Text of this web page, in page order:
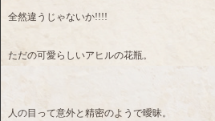
全然違うじゃないか!!!!
ただの可愛らしいアヒルの花瓶。
人の目って意外と精密のようで曖昧。